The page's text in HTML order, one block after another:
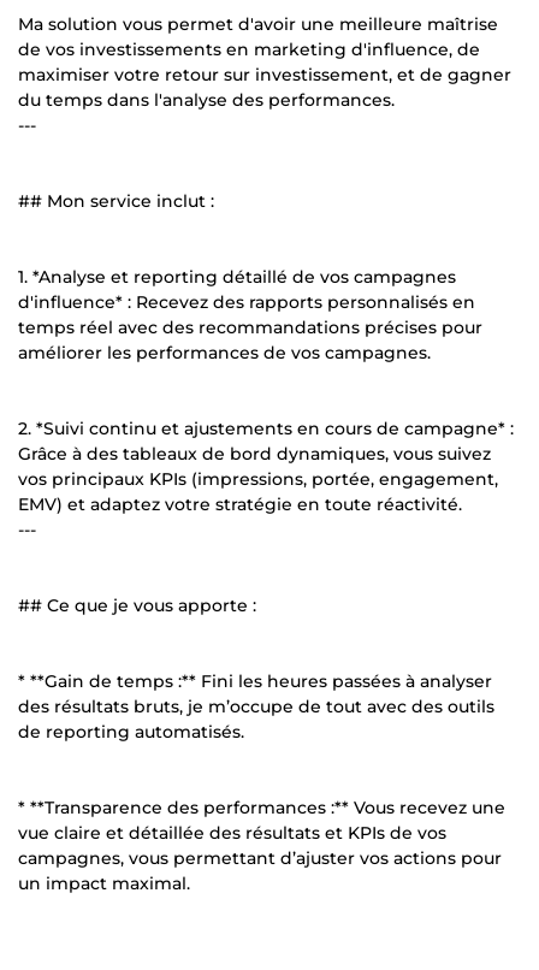
Ma solution vous permet d'avoir une meilleure maîtrise
de vos investissements en marketing d'influence, de
maximiser votre retour sur investissement, et de gagner
du temps dans l'analyse des performances.
---
## Mon service inclut :
1. *Analyse et reporting détaillé de vos campagnes
d'influence* : Recevez des rapports personnalisés en
temps réel avec des recommandations précises pour
améliorer les performances de vos campagnes.
2. *Suivi continu et ajustements en cours de campagne* :
Grâce à des tableaux de bord dynamiques, vous suivez
vos principaux KPIs (impressions, portée, engagement,
EMV) et adaptez votre stratégie en toute réactivité.
---
## Ce que je vous apporte :
* **Gain de temps :** Fini les heures passées à analyser
des résultats bruts, je m’occupe de tout avec des outils
de reporting automatisés.
* **Transparence des performances :** Vous recevez une
vue claire et détaillée des résultats et KPIs de vos
campagnes, vous permettant d’ajuster vos actions pour
un impact maximal.